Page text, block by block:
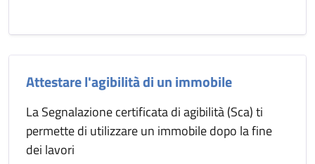
Attestare l'agibilità di un immobile
La Segnalazione certificata di agibilità (Sca) ti
permette di utilizzare un immobile dopo la fine
dei lavori